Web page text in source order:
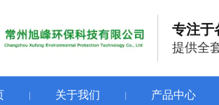
专注于
提供全
| 关于我们 | 产品中心